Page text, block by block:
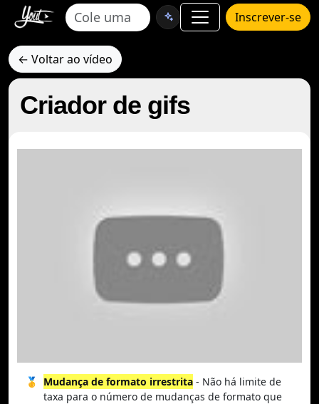
Inscrever-se
← Voltar ao vídeo
Criador de gifs
🥇 Mudança de formato irrestrita - Não há limite de
taxa para o número de mudanças de formato que